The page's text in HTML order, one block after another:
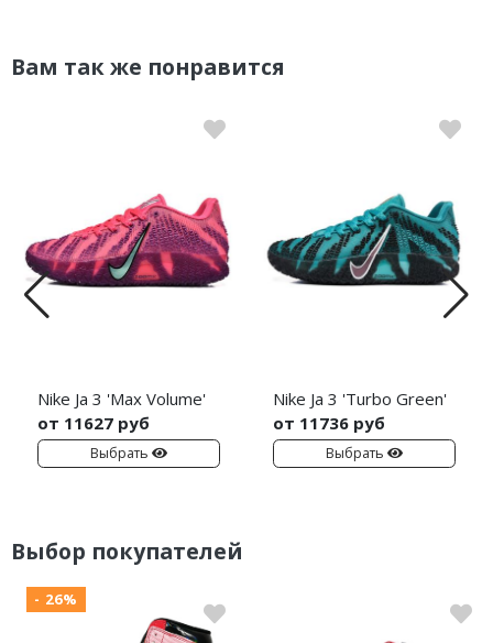
Вам так же понравится
Nike Ja 3 'Max Volume'
от 11627 руб
Выбрать
Nike Ja 3 'Turbo Green'
от 11736 руб
Выбрать
Выбор покупателей
- 26%